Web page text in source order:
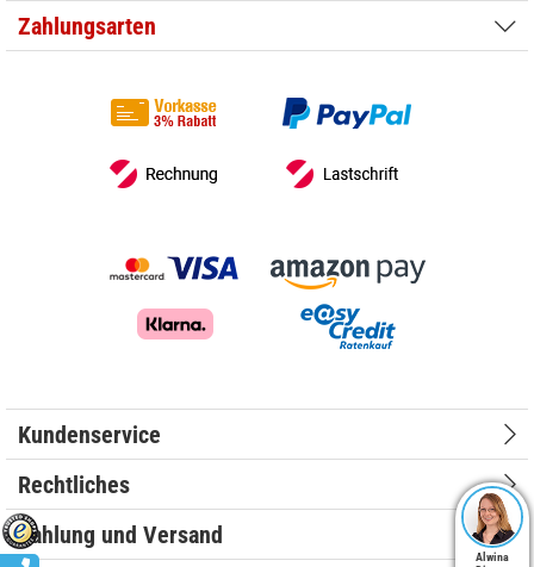
Zahlungsarten
Kundenservice
Rechtliches
Zahlung und Versand
Alwina